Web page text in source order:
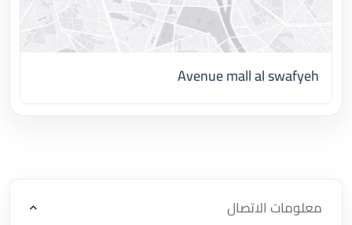
Avenue mall al swafyeh
معلومات الاتصال